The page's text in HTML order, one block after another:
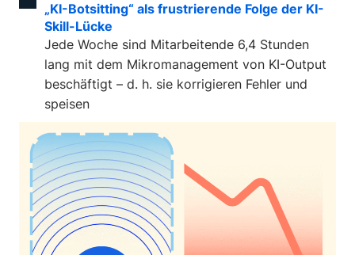
„KI-Botsitting“ als frustrierende Folge der KI-
Skill-Lücke
Jede Woche sind Mitarbeitende 6,4 Stunden
lang mit dem Mikromanagement von KI-Output
beschäftigt – d. h. sie korrigieren Fehler und
speisen